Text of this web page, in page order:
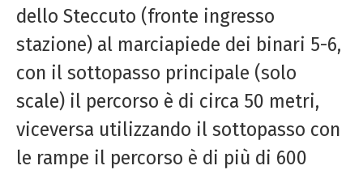
dello Steccuto (fronte ingresso
stazione) al marciapiede dei binari 5-6,
con il sottopasso principale (solo
scale) il percorso è di circa 50 metri,
viceversa utilizzando il sottopasso con
le rampe il percorso è di più di 600